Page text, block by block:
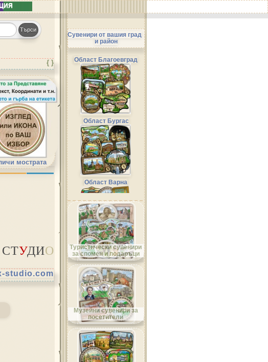
{ }
мострата
СТУДИО
studio.com
Сувенири от вашия град
и район
Област Благоевград
Област Бургас
Област Варна
Област Велико Търново
Област Видин
Туристически сувенири
за спомен и подаръци
Музейни сувенири за
посетители